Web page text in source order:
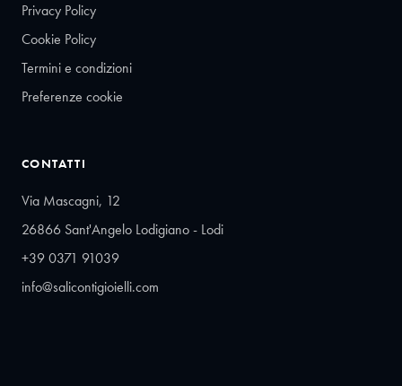
Privacy Policy
Cookie Policy
Termini e condizioni
Preferenze cookie
CONTATTI
Via Mascagni, 12
26866 Sant'Angelo Lodigiano - Lodi
+39 0371 91039
info@salicontigioielli.com